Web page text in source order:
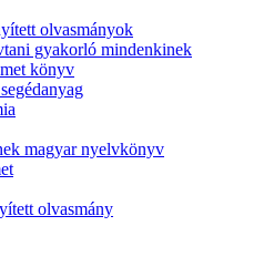
olvasmányok
gyakorló mindenkinek
könyv
magyar nyelvkönyv
olvasmány